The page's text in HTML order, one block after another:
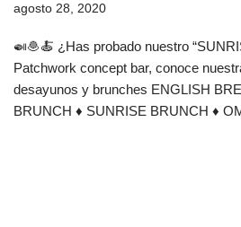
agosto 28, 2020
🍛🧆🍝 ¿Has probado nuestro
Patchwork concept bar, conoce
desayunos y brunches ENGLISH
BRUNCH ♦ SUNRISE BRUNCH ♦